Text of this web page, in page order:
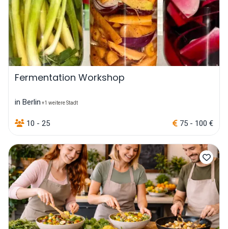
Fermentation Workshop
in Berlin +1 weitere Stadt
10 - 25 75 - 100 €